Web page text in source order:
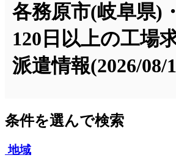
各務原市(岐阜県)
120日以上の工場
派遣情報(2026/08/
条件を選んで検索
地域